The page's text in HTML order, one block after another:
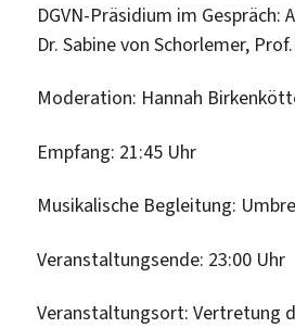
DGVN-Präsidium im Gespräch:
Dr. Sabine von Schorlemer,
Moderation: Hannah
Empfang: 21:45 Uhr
Musikalische Begleitung:
Veranstaltungsende: 23:00 Uhr
Veranstaltungsort: Vertretung